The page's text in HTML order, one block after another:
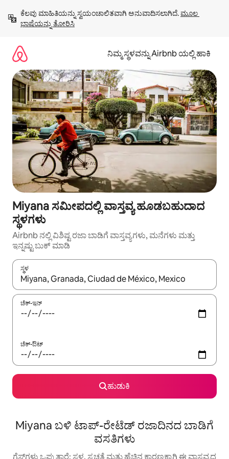
ಹೋಗಿ
ಕೆಲವು ಮಾಹಿತಿಯನ್ನು ಸ್ವಯಂಚಾಲಿತವಾಗಿ ಅನುವಾದಿಸಲಾಗಿದೆ. ಮೂಲ
ಭಾಷೆಯನ್ನು ತೋರಿಸಿ
ನಿಮ್ಮ ಸ್ಥಳವನ್ನು Airbnb ಯಲ್ಲಿ ಹಾಕಿ
Miyana ಸಮೀಪದಲ್ಲಿ ವಾಸ್ತವ್ಯ ಹೂಡಬಹುದಾದ
ಸ್ಥಳಗಳು
Airbnb ನಲ್ಲಿ ವಿಶಿಷ್ಟ ರಜಾ ಬಾಡಿಗೆ ವಾಸ್ತವ್ಯಗಳು, ಮನೆಗಳು ಮತ್ತು
ಇನ್ನಷ್ಟು ಬುಕ್ ಮಾಡಿ
ಸ್ಥಳ
ಫಲಿತಾಂಶಗಳು ಲಭ್ಯವಿರುವಾಗ, ಅಪ್ ಮತ್ತು ಡೌನ್ ಬಾಣದ ಕೀಲಿಗಳೊಂದಿಗೆ
ಚೆಕ್-ಇನ್
ಚೆಕ್-ಔಟ್
ಹುಡುಕಿ
Miyana ಬಳಿ ಟಾಪ್-ರೇಟೆಡ್ ರಜಾದಿನದ ಬಾಡಿಗೆ
ವಸತಿಗಳು
ಗೆಸ್ಟ್‌ಗಳು ಒಪ್ಪುತ್ತಾರೆ: ಸ್ಥಳ, ಸ್ವಚ್ಛತೆ ಮತ್ತು ಹೆಚ್ಚಿನ ಕಾರಣಕ್ಕಾಗಿ ಈ ವಾಸ್ತವ್ಯದ